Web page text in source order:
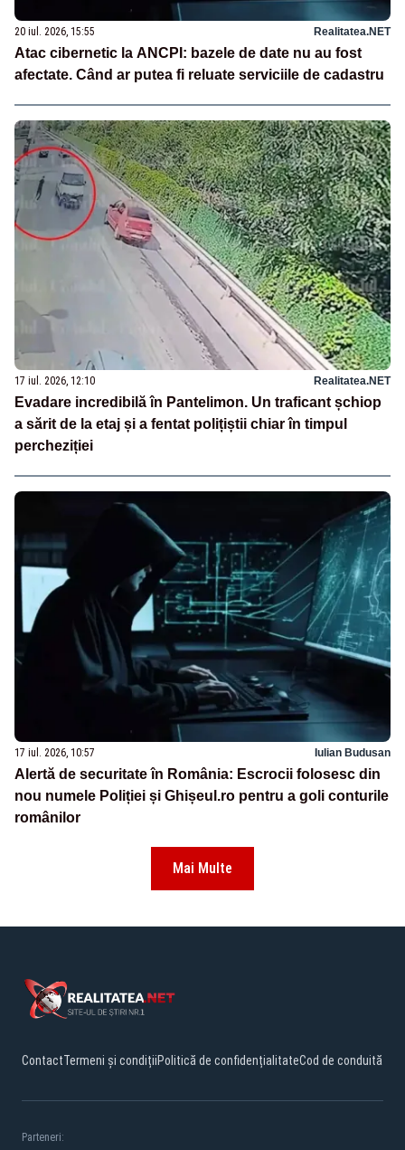
20 iul. 2026, 15:55 Realitatea.NET
Atac cibernetic la ANCPI: bazele de date nu au fost
afectate. Când ar putea fi reluate serviciile de cadastru
17 iul. 2026, 12:10 Realitatea.NET
Evadare incredibilă în Pantelimon. Un traficant șchiop
a sărit de la etaj și a fentat polițiștii chiar în timpul
percheziției
17 iul. 2026, 10:57 Iulian Budusan
Alertă de securitate în România: Escrocii folosesc din
nou numele Poliției și Ghișeul.ro pentru a goli conturile
românilor
Mai Multe
ContactTermeni și condițiiPolitică de confidențialitateCod de conduită
Parteneri: